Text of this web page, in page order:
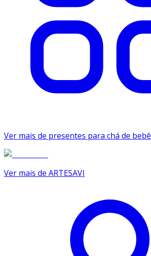
Ver mais de presentes para chá de bebê
Ver mais de ARTESAVI